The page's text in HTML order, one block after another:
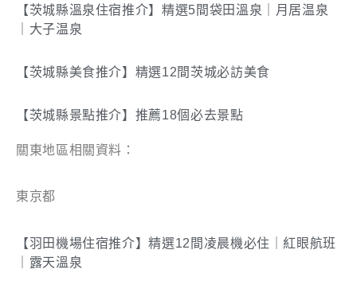
【茨城縣溫泉住宿推介】精選5間袋田溫泉｜月居温泉
｜大子温泉
【茨城縣美食推介】精選12間茨城必訪美食
【茨城縣景點推介】推薦18個必去景點
關東地區相關資料：
東京都
【羽田機場住宿推介】精選12間凌晨機必住｜紅眼航班
｜露天溫泉